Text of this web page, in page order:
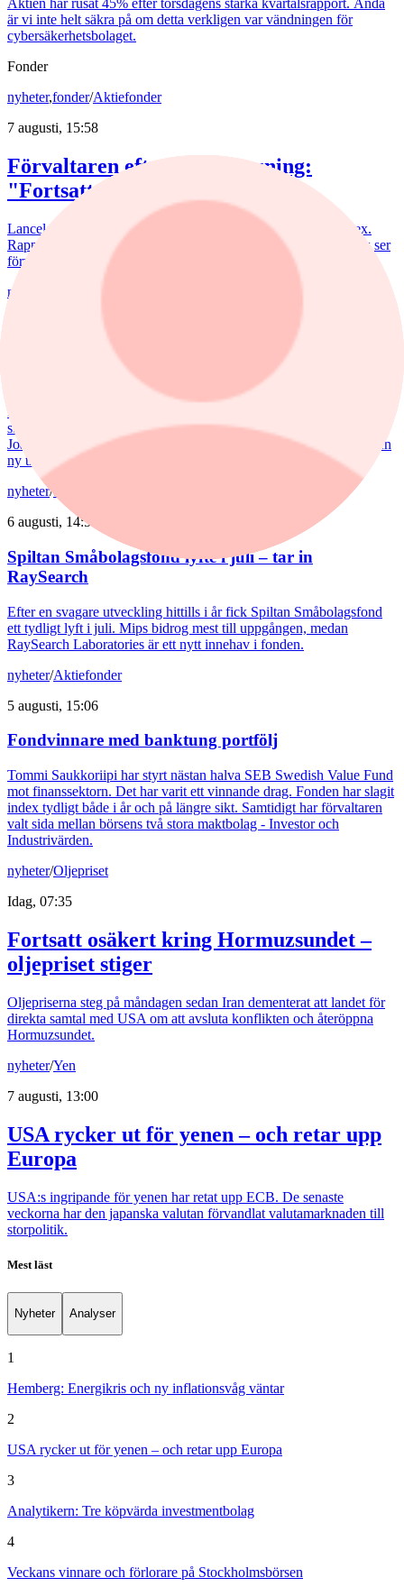
Aktien har rusat 45% efter torsdagens starka kvartalsrapport. Ändå
är vi inte helt säkra på om detta verkligen var vändningen för
cybersäkerhetsbolaget.
Fonder
nyheter,fonder/Aktiefonder
7 augusti, 15:58
Förvaltaren efter Troax rusning:
"Fortsatt stor potential"
Lancelot Sverige steg 8,6% i juli, mot 2,2% för jämförelseindex.
Rapportvinnarna Mips och Troax bidrog till uppgången. I Troax ser
förvaltaren Erik Bertilsson fortsatt stor potential.
nyheter
Försvarsförvaltarna spår ny tillväxtfas: ”Goda
De europeiska försvarsbolagen visar rekordstora orderböcker,
stigande omsättning och förbättrade marginaler. Enligt förvaltarna
Joakim Agerback och Shayan Heidari går nu försvarssektorn in i en
ny tillväxtfas.
nyheter/Spiltan Småbolagsfond
6 augusti, 14:51
Spiltan Småbolagsfond lyfte i juli – tar in
RaySearch
Efter en svagare utveckling hittills i år fick Spiltan Småbolagsfond
ett tydligt lyft i juli. Mips bidrog mest till uppgången, medan
RaySearch Laboratories är ett nytt innehav i fonden.
nyheter/Aktiefonder
5 augusti, 15:06
Fondvinnare med banktung portfölj
Tommi Saukkoriipi har styrt nästan halva SEB Swedish Value Fund
mot finanssektorn. Det har varit ett vinnande drag. Fonden har slagit
index tydligt både i år och på längre sikt. Samtidigt har förvaltaren
valt sida mellan börsens två stora maktbolag - Investor och
Industrivärden.
nyheter/Oljepriset
Idag, 07:35
Fortsatt osäkert kring Hormuzsundet –
oljepriset stiger
Oljepriserna steg på måndagen sedan Iran dementerat att landet för
direkta samtal med USA om att avsluta konflikten och återöppna
Hormuzsundet.
nyheter/Yen
7 augusti, 13:00
USA rycker ut för yenen – och retar upp
Europa
USA:s ingripande för yenen har retat upp ECB. De senaste
veckorna har den japanska valutan förvandlat valutamarknaden till
storpolitik.
Mest läst
Nyheter Analyser
1
Hemberg: Energikris och ny inflationsvåg väntar
2
USA rycker ut för yenen – och retar upp Europa
3
Analytikern: Tre köpvärda investmentbolag
4
Veckans vinnare och förlorare på Stockholmsbörsen